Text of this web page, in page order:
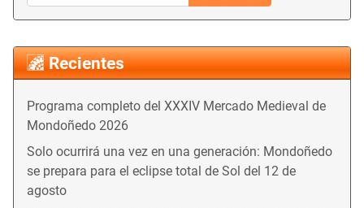
Recientes
Programa completo del XXXIV Mercado Medieval de
Mondoñedo 2026
Solo ocurrirá una vez en una generación: Mondoñedo
se prepara para el eclipse total de Sol del 12 de
agosto